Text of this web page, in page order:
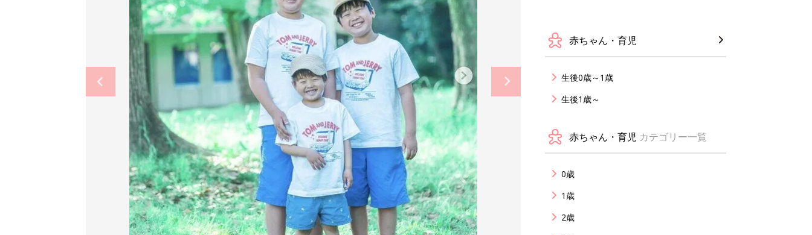
赤ちゃん・育児
生後0歳～1歳
生後1歳～
赤ちゃん・育児 カテゴリー一覧
0歳
1歳
2歳